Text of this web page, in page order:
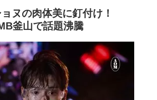
ヌの肉体美に釘付け！
釜山で話題沸騰